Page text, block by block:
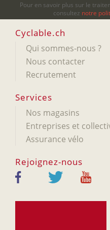
Pour en savoir plus sur le
consultez notre
Cyclable.ch
Qui sommes-nous ?
Nous contacter
Recrutement
Services
Nos magasins
Entreprises et
Assurance vélo
Rejoignez-nous